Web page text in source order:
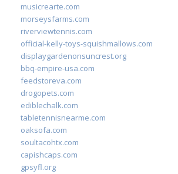
musicrearte.com
morseysfarms.com
riverviewtennis.com
official-kelly-toys-squishmallows.com
displaygardenonsuncrest.org
bbq-empire-usa.com
feedstoreva.com
drogopets.com
ediblechalk.com
tabletennisnearme.com
oaksofa.com
soultacohtx.com
capishcaps.com
gpsyfl.org